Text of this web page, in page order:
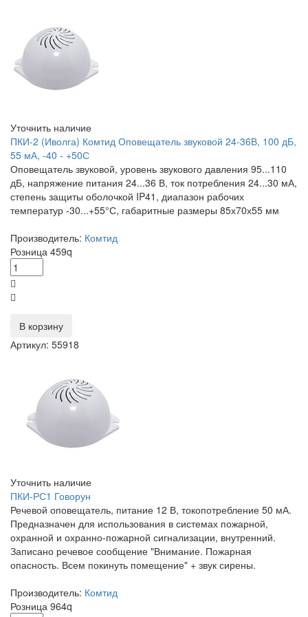
Уточнить наличие
ПКИ-2 (Иволга) Комтид Оповещатель звуковой 24-36В, 100 дБ,
55 мА, -40 - +50С
Оповещатель звуковой, уровень звукового давления 95...110
дБ, напряжение питания 24...36 В, ток потребления 24...30 мА,
степень защиты оболочкой IP41, диапазон рабочих
температур -30...+55°С, габаритные размеры 85х70х55 мм
Производитель: Комтид
Розница 459q
В корзину
Артикул: 55918
Уточнить наличие
ПКИ-РС1 Говорун
Речевой оповещатель, питание 12 В, токопотребление 50 мА.
Предназначен для использования в системах пожарной,
охранной и охранно-пожарной сигнализации, внутренний.
Записано речевое сообщение "Внимание. Пожарная
опасность. Всем покинуть помещение" + звук сирены.
Производитель: Комтид
Розница 964q